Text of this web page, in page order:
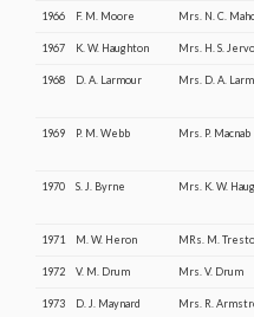
1966 F. M. Moore Mrs. N. C.
1967 K. W. Haughton Mrs. H. S.
1968 D. A. Larmour Mrs. D. A.
1969 P. M. Webb Mrs. P. Macnab
1970 S. J. Byrne Mrs. K. W.
1971 M. W. Heron MRs. M.
1972 V. M. Drum Mrs. V. Drum
1973 D. J. Maynard Mrs. R.